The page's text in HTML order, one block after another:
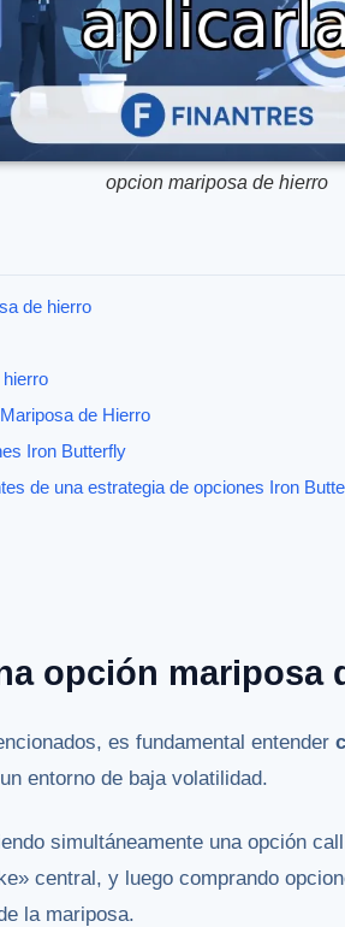
opcion mariposa de hierro
de hierro
de Hierro
Iron Butterfly
de una estrategia de opciones Iron
opción mariposa
es fundamental entender
entorno de baja volatilidad.
simultáneamente una opción
central, y luego comprando
la mariposa.